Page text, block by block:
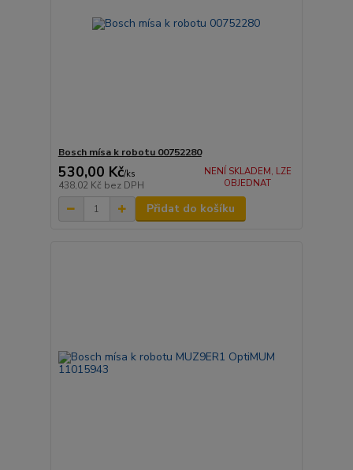
Bosch mísa k robotu 00752280
530,00 Kč/ks
438,02 Kč bez DPH
NENÍ SKLADEM, LZE
OBJEDNAT
Přidat do košíku